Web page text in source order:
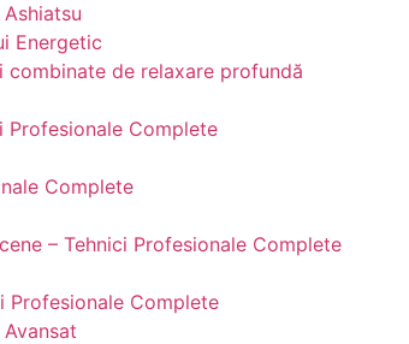
Energetic
combinate de relaxare profundă
Profesionale Complete
Complete
– Tehnici Profesionale Complete
Profesionale Complete